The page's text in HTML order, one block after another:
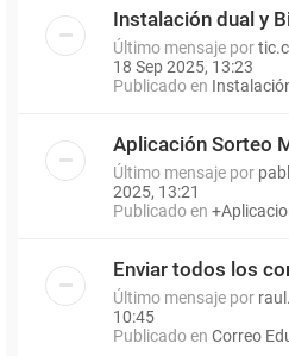
Instalación dual y
Último mensaje por
18 Sep 2025, 13:23
Publicado en
Aplicación Sorteo
Último mensaje por
2025, 13:21
Publicado en
Enviar todos los
Último mensaje por
10:45
Publicado en Correo